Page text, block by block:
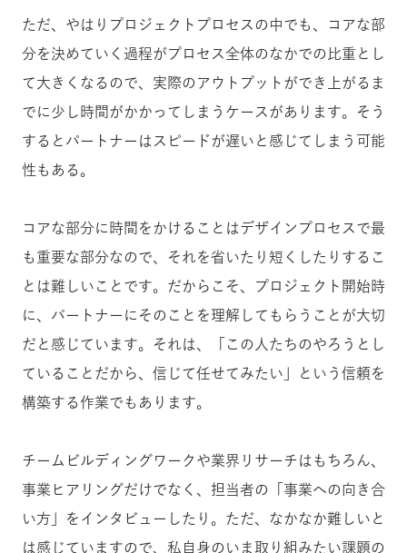
ただ、やはりプロジェクトプロセスの中でも、コアな部
分を決めていく過程がプロセス全体のなかでの比重とし
て大きくなるので、実際のアウトプットができ上がるま
でに少し時間がかかってしまうケースがあります。そう
するとパートナーはスピードが遅いと感じてしまう可能
性もある。
コアな部分に時間をかけることはデザインプロセスで最
も重要な部分なので、それを省いたり短くしたりするこ
とは難しいことです。だからこそ、プロジェクト開始時
に、パートナーにそのことを理解してもらうことが大切
だと感じています。それは、「この人たちのやろうとし
ていることだから、信じて任せてみたい」という信頼を
構築する作業でもあります。
チームビルディングワークや業界リサーチはもちろん、
事業ヒアリングだけでなく、担当者の「事業への向き合
い方」をインタビューしたり。ただ、なかなか難しいと
は感じていますので、私自身のいま取り組みたい課題の